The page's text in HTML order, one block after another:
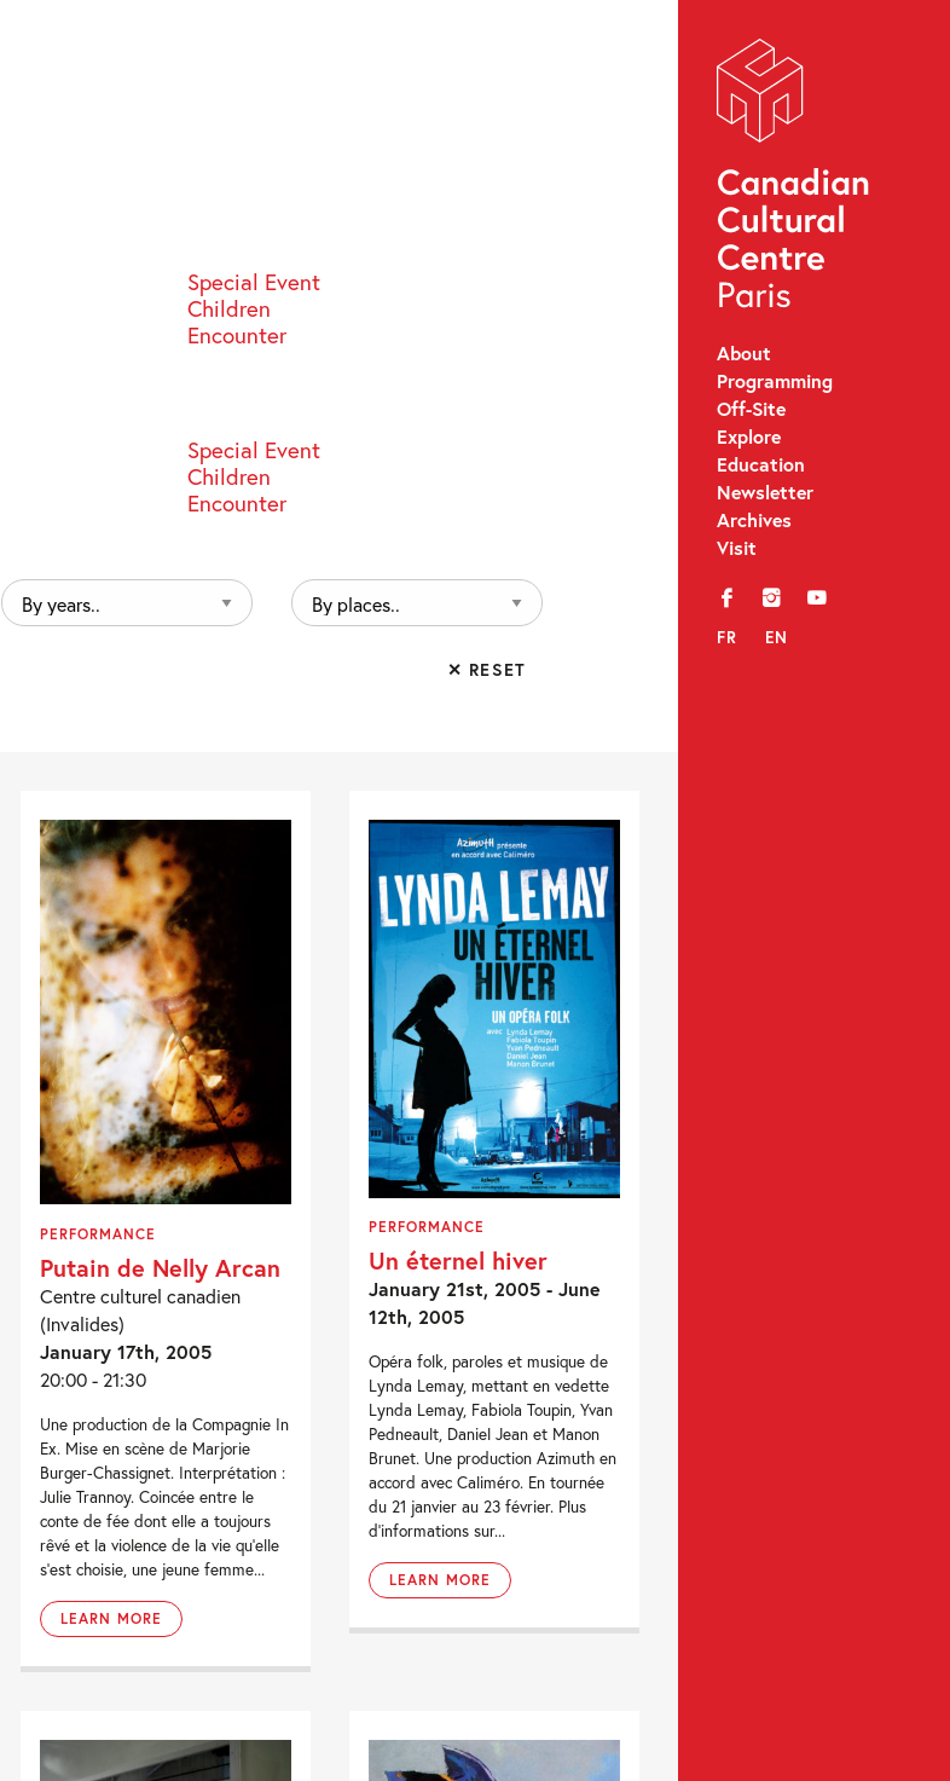
About
Programming
Off-Site
Explore
Education
Newsletter
Archives
Visit
f i y
FR EN
Special Event
Children
Encounter
Special Event
Children
Encounter
By
years..
By
places..
✕ RESET
PERFORMANCE
Putain de Nelly Arcan
Centre culturel canadien
(Invalides)
January 17th, 2005
20:00 - 21:30
Une production de la Compagnie In
Ex. Mise en scène de Marjorie
Burger-Chassignet. Interprétation :
Julie Trannoy. Coincée entre le
conte de fée dont elle a toujours
rêvé et la violence de la vie qu’elle
s’est choisie, une jeune femme...
LEARN MORE
PERFORMANCE
Un éternel hiver
January 21st, 2005 - June
12th, 2005
Opéra folk, paroles et musique de
Lynda Lemay, mettant en vedette
Lynda Lemay, Fabiola Toupin, Yvan
Pedneault, Daniel Jean et Manon
Brunet. Une production Azimuth en
accord avec Caliméro. En tournée
du 21 janvier au 23 février. Plus
d'informations sur...
LEARN MORE